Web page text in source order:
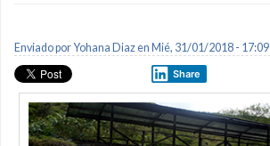
Enviado porYohana Diazen Mié, 31/01/2018 - 17:09
Share